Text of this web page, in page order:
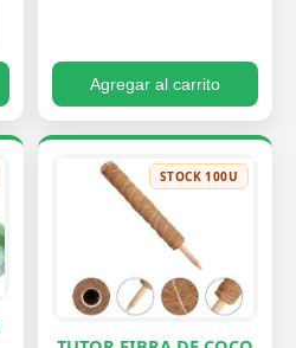
Agregar al carrito
STOCK 100U